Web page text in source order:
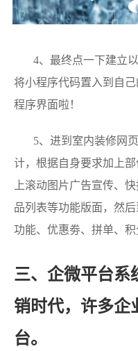
4、最终点一下建立
将小程序代码置入到自
程序界面啦！
5、进到室内装修网
计，根据自身要求加上
上滚动图片广告宣传、
品列表等功能版面，然
功能、优惠劵、拼单、积
三、企微平台系
销时代，许多企
台。